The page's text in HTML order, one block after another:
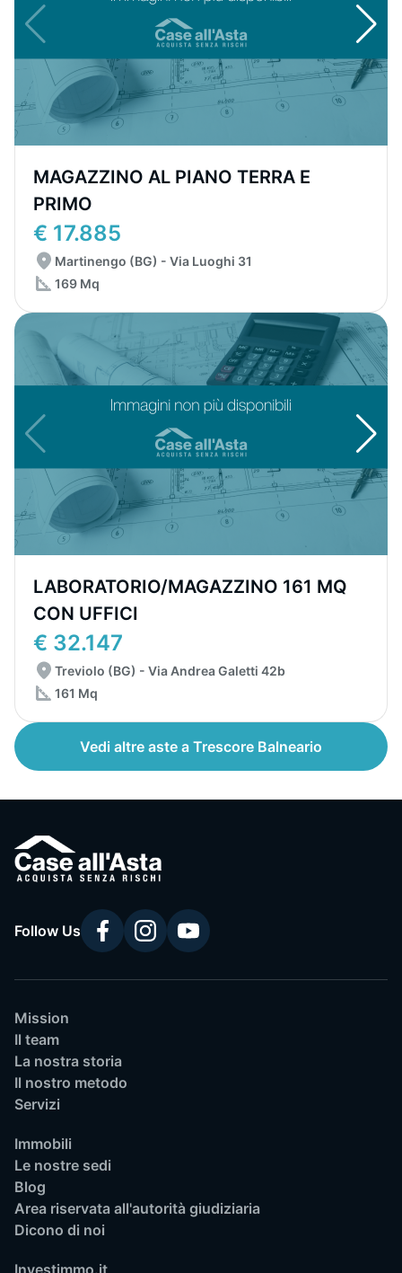
MAGAZZINO AL PIANO TERRA E
PRIMO
€ 17.885
Martinengo (BG) - Via Luoghi 31
169 Mq
LABORATORIO/MAGAZZINO 161 MQ
CON UFFICI
€ 32.147
Treviolo (BG) - Via Andrea Galetti 42b
161 Mq
Vedi altre aste a Trescore Balneario
Follow Us
Mission
Il team
La nostra storia
Il nostro metodo
Servizi
Immobili
Le nostre sedi
Blog
Area riservata all'autorità giudiziaria
Dicono di noi
Investimmo.it